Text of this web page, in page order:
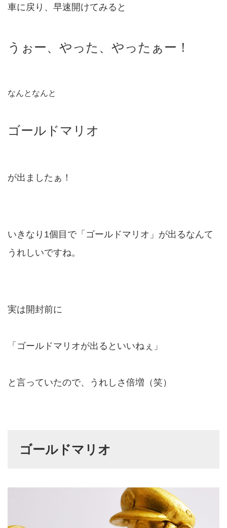
車に戻り、早速開けてみると
うぉー、やった、やったぁー！
なんとなんと
ゴールドマリオ
が出ましたぁ！
いきなり1個目で「ゴールドマリオ」が出るなんて
うれしいですね。
実は開封前に
「ゴールドマリオが出るといいねぇ」
と言っていたので、うれしさ倍増（笑）
ゴールドマリオ